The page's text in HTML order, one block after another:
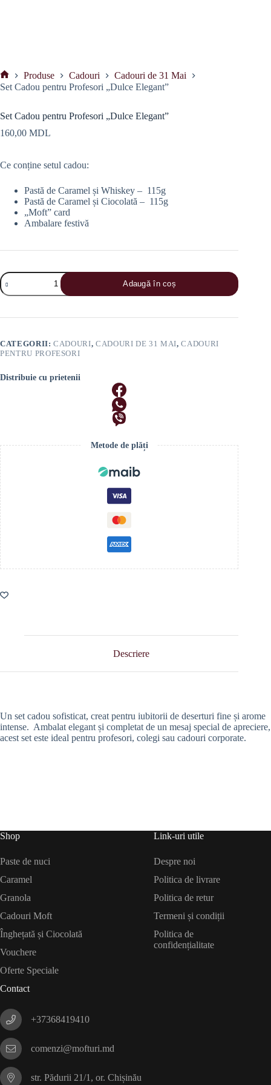
Prima
Produse Cadouri
Cadouri de 31 Mai
Set Cadou pentru Profesori „Dulce Elegant”
Set Cadou pentru Profesori „Dulce Elegant”
160,00 MDL
Ce conține setul cadou:
Pastă de Caramel și Whiskey – 115g
Pastă de Caramel și Ciocolată – 115g
„Moft” card
Ambalare festivă
Cantitate
Set
Cadou
Profesori
Adaugă în coș
CATEGORII:CADOURI,CADOURI DE 31 MAI,CADOURI
PENTRU PROFESORI
Distribuie cu prietenii
Metode de plăți
Descriere
Un set cadou sofisticat, creat pentru iubitorii de deserturi fine și arome
intense. Ambalat elegant și completat de un mesaj special de apreciere,
acest set este ideal pentru profesori, colegi sau cadouri corporate.
Shop
Paste de nuci
Caramel
Granola
Cadouri Moft
Înghețată și Ciocolată
Vouchere
Oferte Speciale
Link-uri utile
Despre noi
Politica de livrare
Politica de retur
Termeni și condiții
Politica de
confidențialitate
Contact
+37368419410
comenzi@mofturi.md
str. Pădurii 21/1, or. Chișinău